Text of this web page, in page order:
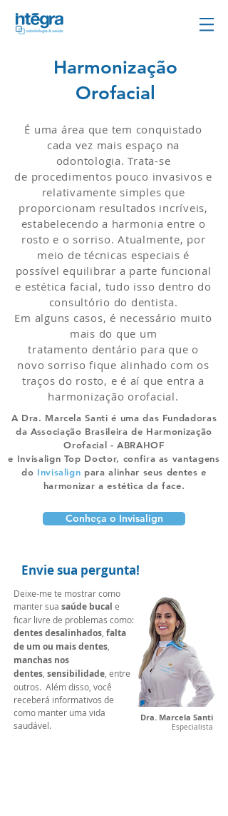
Harmonização
Orofacial
É uma área que tem conquistado
cada vez mais espaço na
odontologia. Trata-se
de procedimentos pouco invasivos e
relativamente simples que
proporcionam resultados incríveis,
estabelecendo a harmonia entre o
rosto e o sorriso. Atualmente, por
meio de técnicas especiais é
possível equilibrar a parte funcional
e estética facial, tudo isso dentro do
consultório do dentista.
Em alguns casos, é necessário muito
mais do que um
tratamento dentário para que o
novo sorriso fique alinhado com os
traços do rosto, e é aí que entra a
harmonização orofacial.
​A Dra. Marcela Santi é uma das Fundadoras
da Associação Brasileira de Harmonização
Orofacial - ABRAHOF
e Invisalign Top Doctor, confira as vantagens
do Invisalign para alinhar seus dentes e
harmonizar a estética da face.
Conheça o Invisalign
Envie sua pergunta!
Deixe-me te mostrar como
manter sua saúde bucal e
ficar livre de problemas como:
dentes desalinhados falta
de um ou mais dentes
manchas nos
dentes sensibilidade , entre
outros. Além disso, você
receberá informativos de
como manter uma vida
saudável.
Dra. Marcela Santi
Especialista